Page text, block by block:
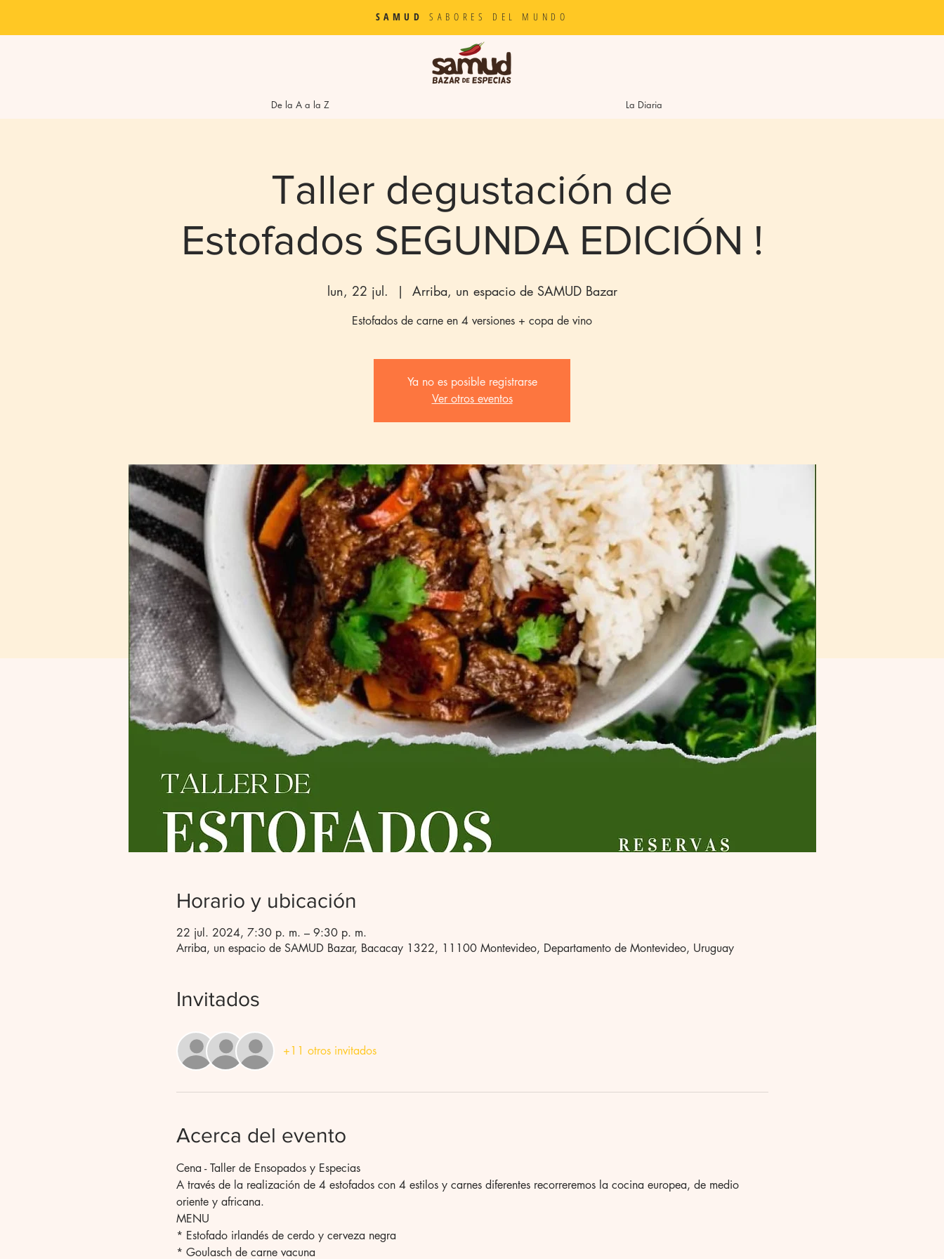
SAMUD SABORES DEL MUNDO
De la A a la Z La Diaria
Taller degustación de
Estofados SEGUNDA EDICIÓN !
lun, 22 jul.
  |
Arriba, un espacio de SAMUD Bazar
Estofados de carne en 4 versiones + copa de vino
Ya no es posible registrarse
Ver otros eventos
Horario y ubicación
22 jul. 2024, 7:30 p. m. – 9:30 p. m.
Arriba, un espacio de SAMUD Bazar, Bacacay 1322, 11100 Montevideo, Departamento de Montevideo, Uruguay
Invitados
+11 otros invitados
Acerca del evento
Cena - Taller de Ensopados y Especias
A través de la realización de 4 estofados con 4 estilos y carnes diferentes recorreremos la cocina europea, de medio
oriente y africana.
MENU
* Estofado irlandés de cerdo y cerveza negra
* Goulasch de carne vacuna